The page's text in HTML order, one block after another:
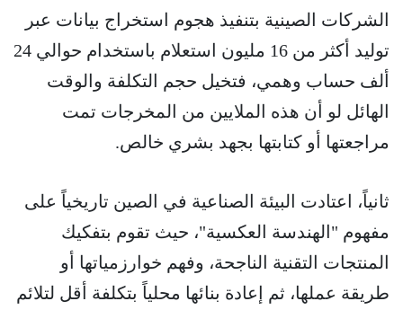
الشركات الصينية بتنفيذ هجوم استخراج بيانات عبر
توليد أكثر من 16 مليون استعلام باستخدام حوالي 24
ألف حساب وهمي، فتخيل حجم التكلفة والوقت
الهائل لو أن هذه الملايين من المخرجات تمت
مراجعتها أو كتابتها بجهد بشري خالص.
ثانياً، اعتادت البيئة الصناعية في الصين تاريخياً على
مفهوم "الهندسة العكسية"، حيث تقوم بتفكيك
المنتجات التقنية الناجحة، وفهم خوارزمياتها أو
طريقة عملها، ثم إعادة بنائها محلياً بتكلفة أقل لتلائم